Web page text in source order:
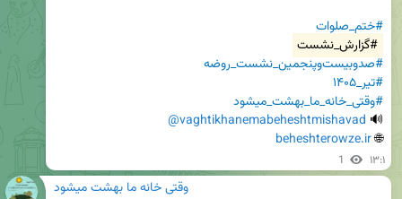
#ختم_صلوات
#گزارش_نشست
#صدوبیست‌وپنجمین_نشست_روضه
#تیر_۱۴۰۵
#وقتی_خانه_ما_بهشت_میشود
🔊
@vaghtikhanemabeheshtmishavad
🌐
beheshterowze.ir
1 ۱۳:۱
وقتی خانه ما بهشت میشود